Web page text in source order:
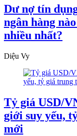
Dư nợ tín
ngân hàng
nhiều nhất?
Diệu Vy
Tỷ giá USD/
giới suy yếu,
mới